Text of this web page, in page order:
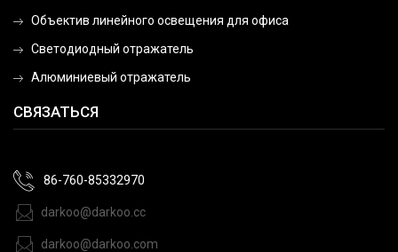
Объектив линейного освещения для офиса
Светодиодный отражатель
Алюминиевый отражатель
СВЯЗАТЬСЯ
86-760-85332970
darkoo@darkoo.cc
darkoo@darkoo.com